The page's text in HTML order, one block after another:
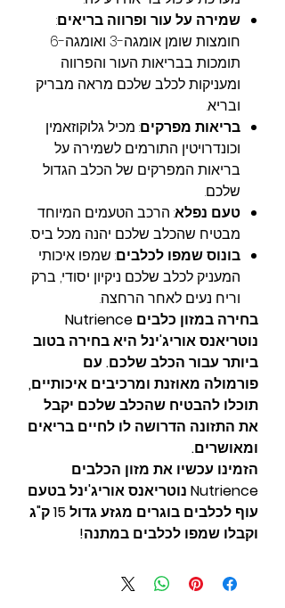
שמירה על עור ופרווה בריאים:
חומצות שומן אומגה-3 ואומגה-6
תומכות בבריאות העור והפרווה
ומעניקות לכלב שלכם מראה מבריק
ובריא.
בריאות מפרקים: מכיל גלוקוזאמין
וכונדרויטין התורמים לשמירה על
בריאות המפרקים של הכלב הגדול
שלכם.
טעם נפלא: הרכב הטעמים המיוחד
מבטיח שהכלב שלכם יהנה מכל ביס.
בונוס שמפו לכלבים: שמפו איכותי
המעניק לכלב שלכם ניקיון יסודי, ברק
וריח נעים לאחר הרחצה.
בחירה במזון כלבים Nutrience
נוטריאנס אוריג'ינל היא בחירה בטוב
ביותר עבור הכלב שלכם. עם
פורמולה מאוזנת ומרכיבים איכותיים,
תוכלו להבטיח שהכלב שלכם יקבל
את התזונה הדרושה לו לחיים בריאים
ומאושרים.
הזמינו עכשיו את מזון הכלבים
Nutrience נוטריאנס אוריג'ינל בטעם
עוף לכלבים בוגרים מגזע גדול 15 ק"ג
וקבלו שמפו לכלבים במתנה!